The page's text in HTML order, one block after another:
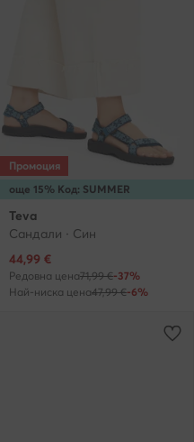
още 15% Код: SUMMER
Промоция
Teva
Сандали · Син
Актуална цена
44,99 €
Редовна цена71,99 €-37%
Най-ниска цена47,99 €-6%